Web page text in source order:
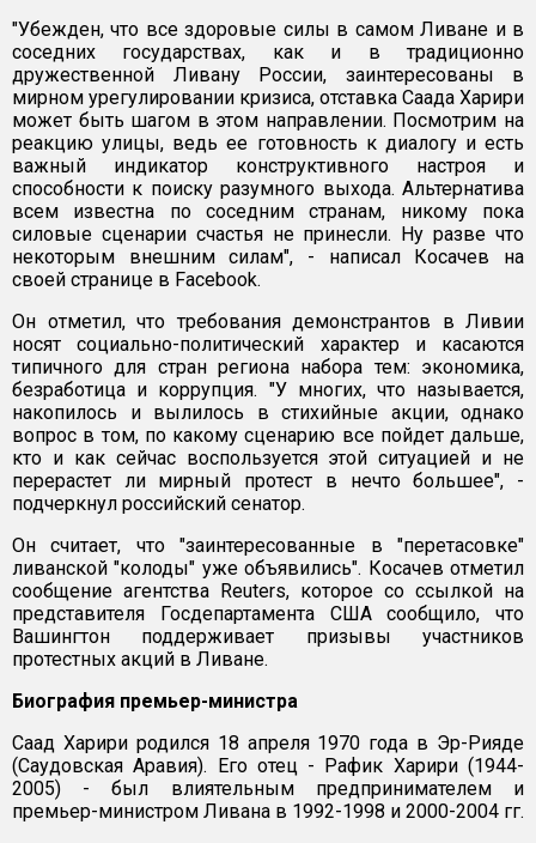
"Убежден, что все здоровые силы в самом Ливане и в
соседних государствах, как и в традиционно
дружественной Ливану России, заинтересованы в
мирном урегулировании кризиса, отставка Саада Харири
может быть шагом в этом направлении. Посмотрим на
реакцию улицы, ведь ее готовность к диалогу и есть
важный индикатор конструктивного настроя и
способности к поиску разумного выхода. Альтернатива
всем известна по соседним странам, никому пока
силовые сценарии счастья не принесли. Ну разве что
некоторым внешним силам", - написал Косачев на
своей странице в Facebook.
Он отметил, что требования демонстрантов в Ливии
носят социально-политический характер и касаются
типичного для стран региона набора тем: экономика,
безработица и коррупция. "У многих, что называется,
накопилось и вылилось в стихийные акции, однако
вопрос в том, по какому сценарию все пойдет дальше,
кто и как сейчас воспользуется этой ситуацией и не
перерастет ли мирный протест в нечто большее", -
подчеркнул российский сенатор.
Он считает, что "заинтересованные в "перетасовке"
ливанской "колоды" уже объявились". Косачев отметил
сообщение агентства Reuters, которое со ссылкой на
представителя Госдепартамента США сообщило, что
Вашингтон поддерживает призывы участников
протестных акций в Ливане.
Биография премьер-министра
Саад Харири родился 18 апреля 1970 года в Эр-Рияде
(Саудовская Аравия). Его отец - Рафик Харири (1944-
2005) - был влиятельным предпринимателем и
премьер-министром Ливана в 1992-1998 и 2000-2004 гг.